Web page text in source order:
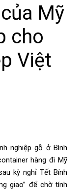
Mỹ
cho
Việt
nghiệp gỗ ở Bình
hàng đi Mỹ
kỳ nghỉ Tết Bính
giao” để chờ tính